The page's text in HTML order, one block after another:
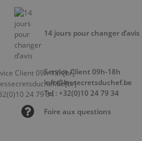
14 jours pour changer d’avis
Service Client 09h-18h
info@lessecretsduchef.be
Tel : +32(0)10 24 79 34
Foire aux questions